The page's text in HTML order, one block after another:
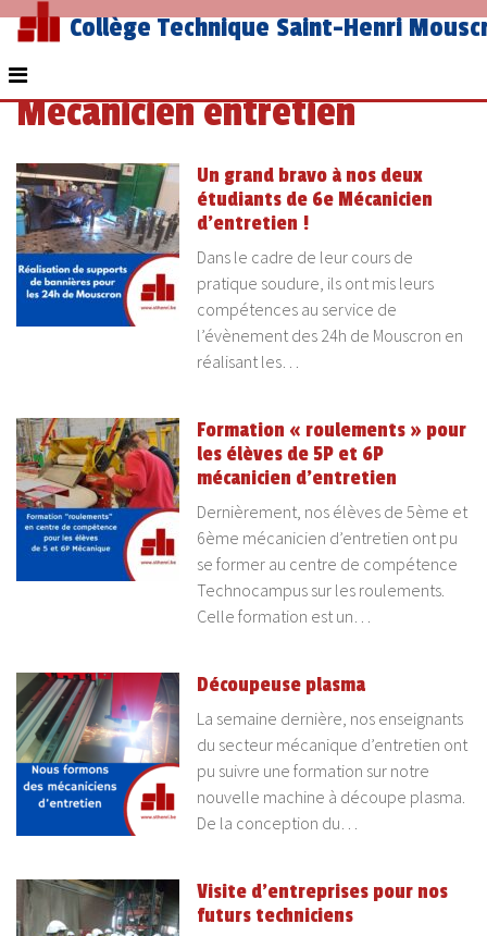
Collège Technique Saint-Henri
Mécanicien entretien
Un grand bravo à nos deux
étudiants de 6e Mécanicien
d’entretien !
Dans le cadre de leur cours de
pratique soudure, ils ont mis leurs
compétences au service de
l’évènement des 24h de Mouscron en
réalisant les…
Formation « roulements » pour
les élèves de 5P et 6P
mécanicien d’entretien
Dernièrement, nos élèves de 5ème et
6ème mécanicien d’entretien ont pu
se former au centre de compétence
Technocampus sur les roulements.
Celle formation est un…
Découpeuse plasma
La semaine dernière, nos enseignants
du secteur mécanique d’entretien ont
pu suivre une formation sur notre
nouvelle machine à découpe plasma.
De la conception du…
Visite d’entreprises pour nos
futurs techniciens